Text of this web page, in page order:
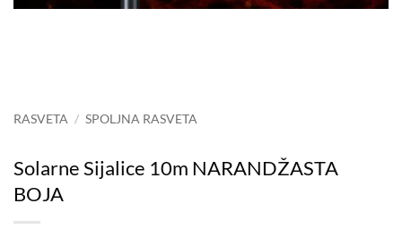
RASVETA / SPOLJNA RASVETA
Solarne Sijalice 10m NARANDŽASTA
BOJA